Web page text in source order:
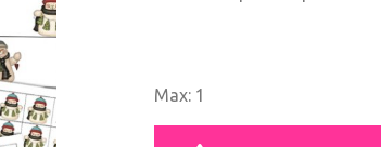
Max: 1